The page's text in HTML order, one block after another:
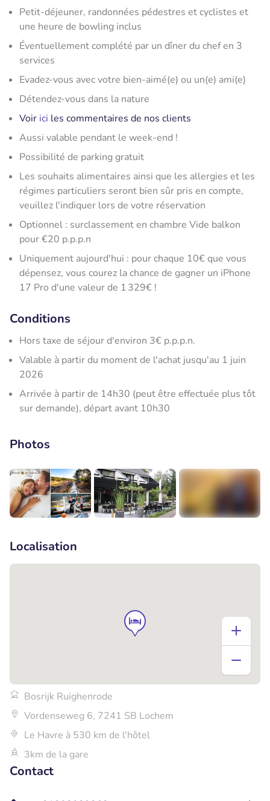
Petit-déjeuner, randonnées pédestres et cyclistes et
une heure de bowling inclus
Éventuellement complété par un dîner du chef en 3
services
Evadez-vous avec votre bien-aimé(e) ou un(e) ami(e)
Détendez-vous dans la nature
Voir ici les commentaires de nos clients
Aussi valable pendant le week-end !
Possibilité de parking gratuit
Les souhaits alimentaires ainsi que les allergies et les
régimes particuliers seront bien sûr pris en compte,
veuillez l'indiquer lors de votre réservation
Optionnel : surclassement en chambre Vide balkon
pour €20 p.p.p.n
Uniquement aujourd'hui : pour chaque 10€ que vous
dépensez, vous courez la chance de gagner un iPhone
17 Pro d'une valeur de 1 329€ !
Conditions
Hors taxe de séjour d'environ 3€ p.p.p.n.
Valable à partir du moment de l'achat jusqu'au 1 juin
2026
Arrivée à partir de 14h30 (peut être effectuée plus tôt
sur demande), départ avant 10h30
Photos
Localisation
Bosrijk Ruighenrode
Vordenseweg 6, 7241 SB Lochem
Le Havre à 530 km de l'hôtel
3km de la gare
Contact